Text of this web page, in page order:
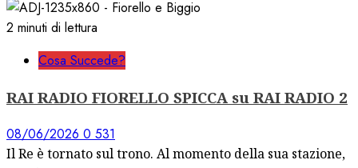
2 minuti di lettura
Cosa Succede?
RAI RADIO FIORELLO SPICCA su RAI RADIO 2
08/06/2026 0 531
Il Re è tornato sul trono. Al momento della sua stazione,